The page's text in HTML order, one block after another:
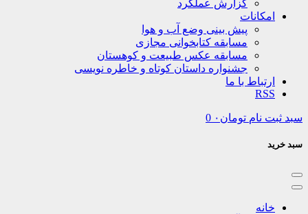
گزارش عملکرد
پیش بینی وضع آب و هوا
مسابقه کتابخوانی مجازی
مسابقه عکس طبیعت و کوهستان
جشنواره داستان کوتاه و خاطره نویسی
با ما
تومان ۰ 0